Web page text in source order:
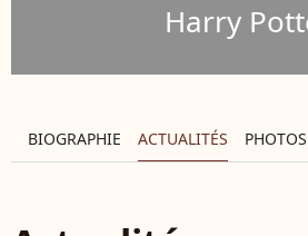
Harry
BIOGRAPHIE ACTUALITÉS PHOTOS